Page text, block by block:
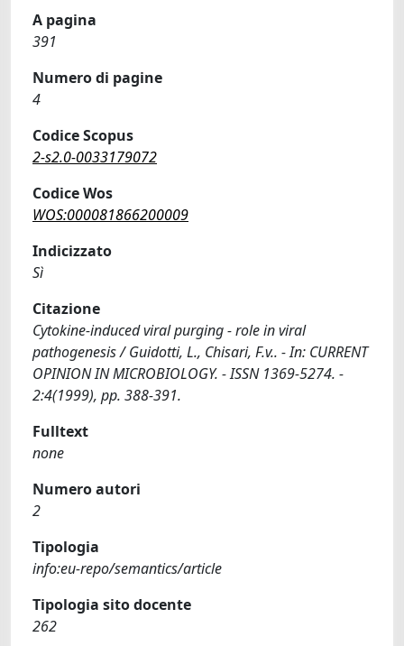
A pagina
391
Numero di pagine
4
Codice Scopus
2-s2.0-0033179072
Codice Wos
WOS:000081866200009
Indicizzato
Sì
Citazione
Cytokine-induced viral purging - role in viral
pathogenesis / Guidotti, L., Chisari, F.v.. - In: CURRENT
OPINION IN MICROBIOLOGY. - ISSN 1369-5274. -
2:4(1999), pp. 388-391.
Fulltext
none
Numero autori
2
Tipologia
info:eu-repo/semantics/article
Tipologia sito docente
262